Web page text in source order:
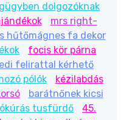
dolgozóknak
mrs right-
hűtőmágnes fa dekor
focis kör párna
felirattal kérhető
pólók
kézilabdás
barátnőnek kicsi
tusfürdő
45.